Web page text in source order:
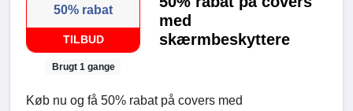
50% rabat
TILBUD
Brugt 1 gange
med
skærmbeskyttere
Køb nu og få 50% rabat på covers med